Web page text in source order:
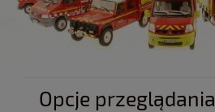
Opcje przeglądania